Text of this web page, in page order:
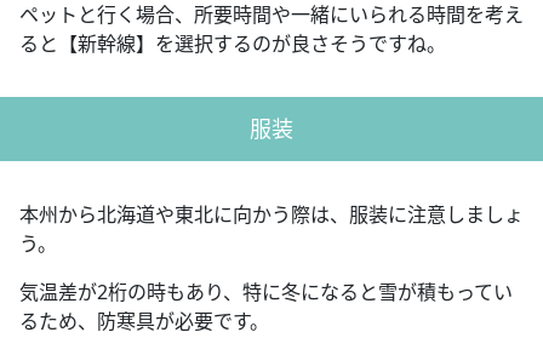
ペットと行く場合、所要時間や一緒にいられる時間を考え
ると【新幹線】を選択するのが良さそうですね。
服装
本州から北海道や東北に向かう際は、服装に注意しましょ
う。
気温差が2桁の時もあり、特に冬になると雪が積もってい
るため、防寒具が必要です。